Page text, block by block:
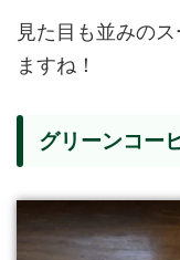
見た目も並みの
ますね！
グリーンコー